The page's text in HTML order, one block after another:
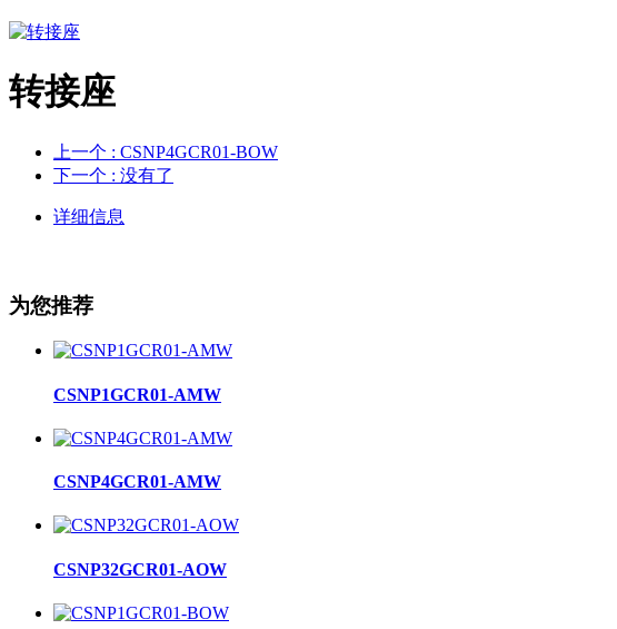
转接座
上一个 : CSNP4GCR01-BOW
下一个 : 没有了
详细信息
为您推荐
CSNP1GCR01-AMW
CSNP4GCR01-AMW
CSNP32GCR01-AOW